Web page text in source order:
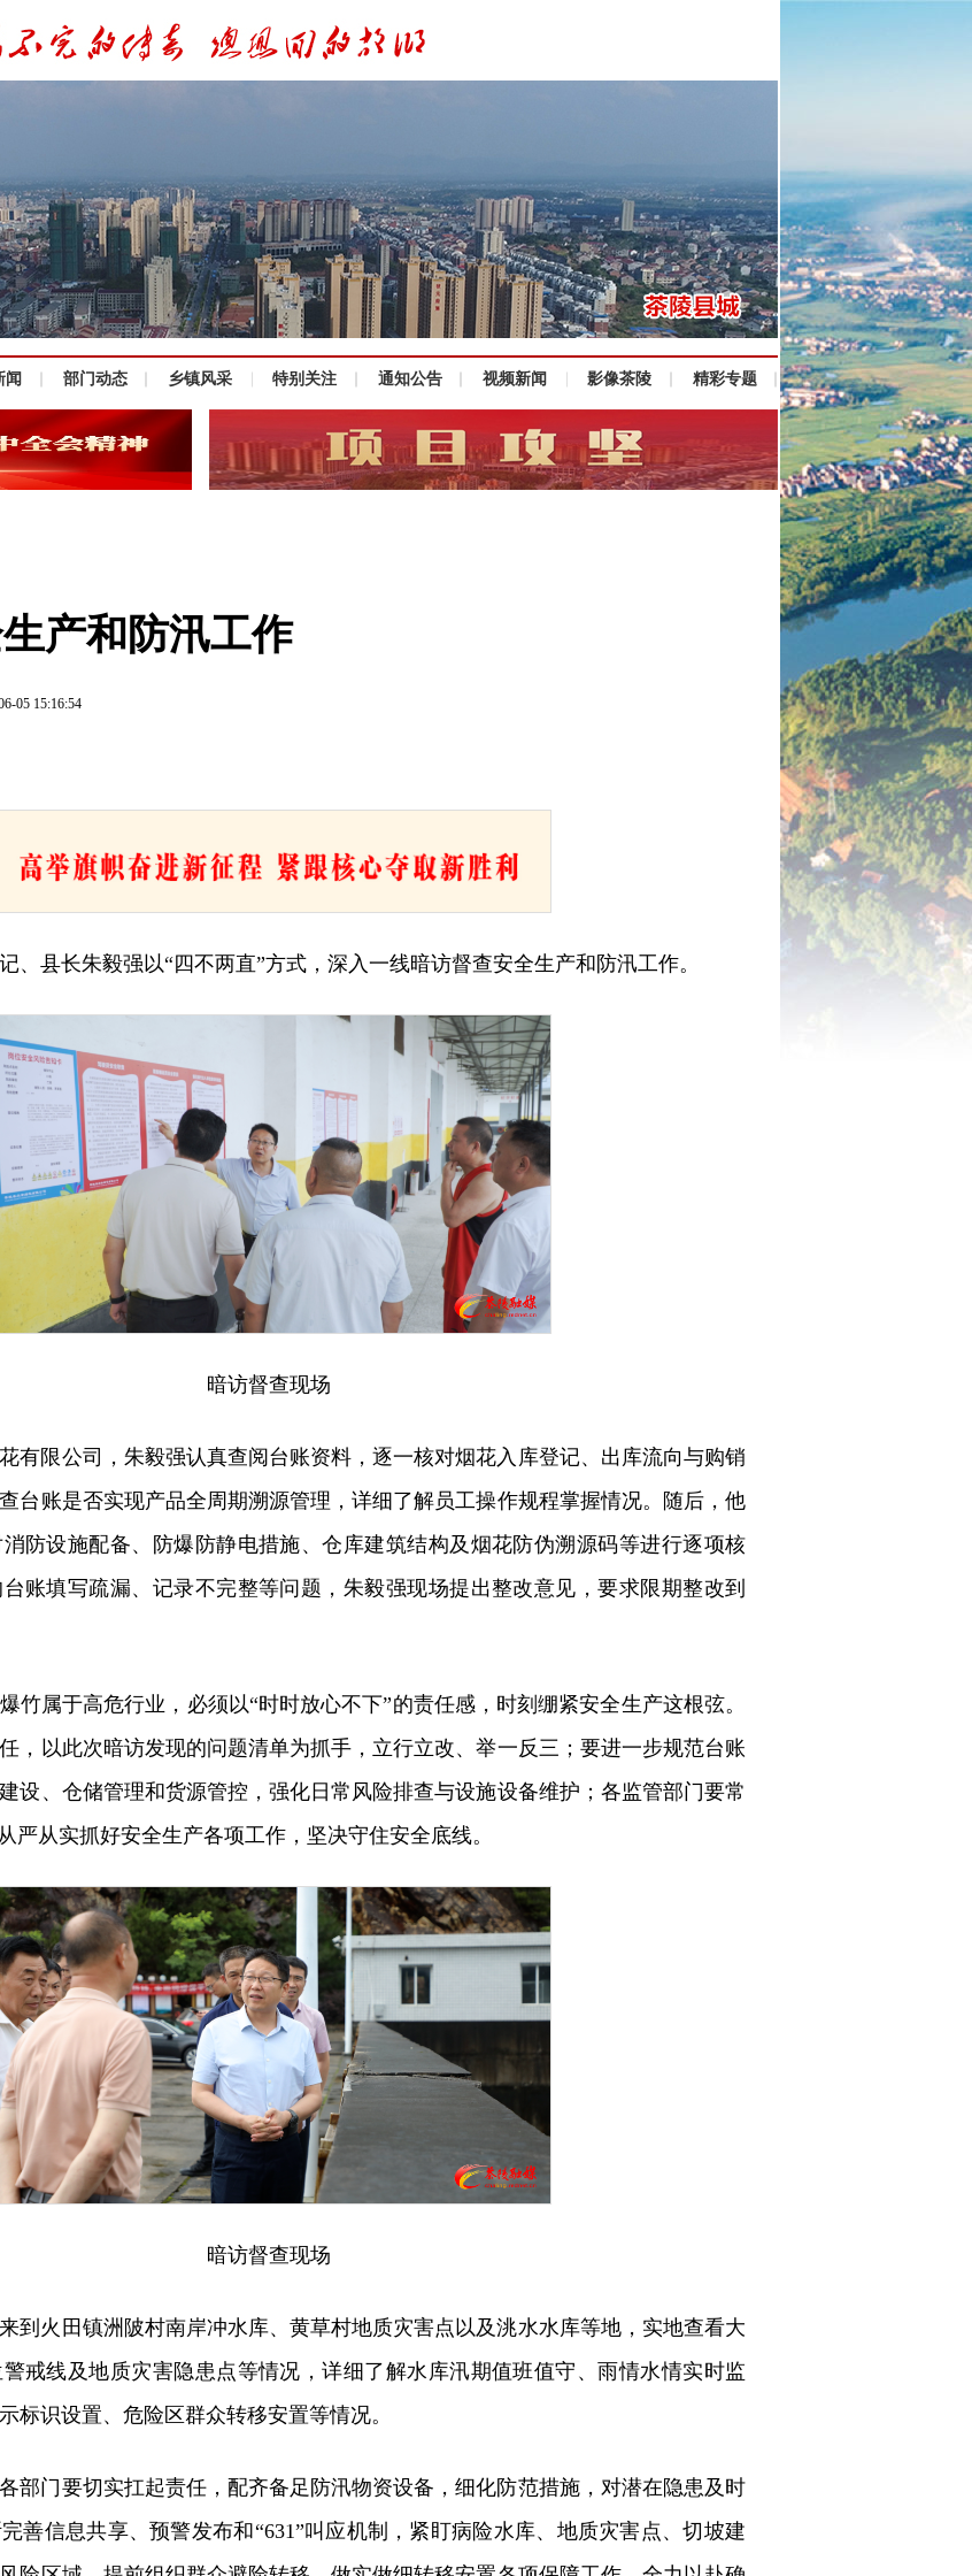
闻 部门动态 乡镇风采 特别关注 通知公告 视频新闻 影像茶陵 精彩专题
产和防汛工作
05 15:16:54
、县长朱毅强以“四不两直”方式，深入一线暗访督查安全生产和防汛工作。
暗访督查现场
有限公司，朱毅强认真查阅台账资料，逐一核对烟花入库登记、出库流向与购销
台账是否实现产品全周期溯源管理，详细了解员工操作规程掌握情况。随后，他
防设施配备、防爆防静电措施、仓库建筑结构及烟花防伪溯源码等进行逐项核
账填写疏漏、记录不完整等问题，朱毅强现场提出整改意见，要求限期整改到
竹属于高危行业，必须以“时时放心不下”的责任感，时刻绷紧安全生产这根弦。
，以此次暗访发现的问题清单为抓手，立行立改、举一反三；要进一步规范台账
设、仓储管理和货源管控，强化日常风险排查与设施设备维护；各监管部门要常
严从实抓好安全生产各项工作，坚决守住安全底线。
暗访督查现场
到火田镇洲陂村南岸冲水库、黄草村地质灾害点以及洮水水库等地，实地查看大
戒线及地质灾害隐患点等情况，详细了解水库汛期值班值守、雨情水情实时监
标识设置、危险区群众转移安置等情况。
部门要切实扛起责任，配齐备足防汛物资设备，细化防范措施，对潜在隐患及时
善信息共享、预警发布和“631”叫应机制，紧盯病险水库、地质灾害点、切坡建